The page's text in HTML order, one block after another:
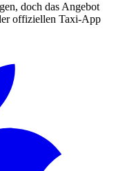
doch das Angebot
offiziellen Taxi-App